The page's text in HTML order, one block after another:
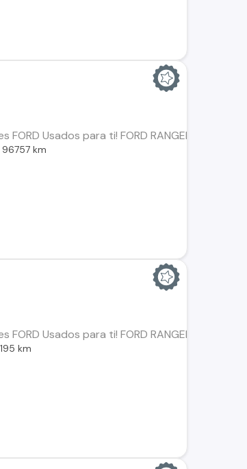
FORD Usados para ti! FORD RANGER 2.5 LT
96757 km
FORD Usados para ti! FORD RANGER 3.2 Año:
km